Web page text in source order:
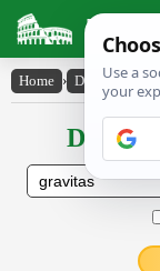
Latin
Home › Declensions